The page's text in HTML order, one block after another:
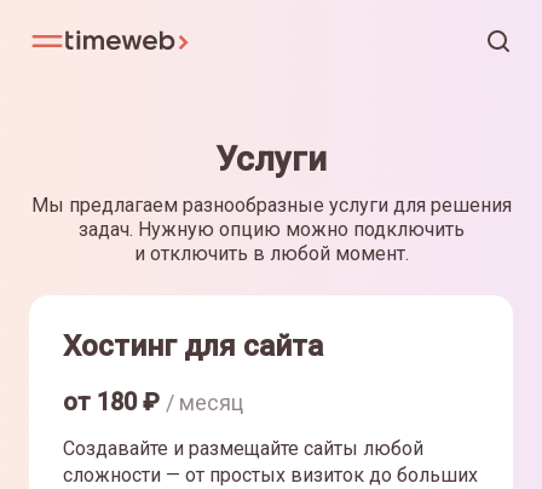
Услуги
Мы предлагаем разнообразные услуги для решения
задач. Нужную опцию можно подключить
и отключить в любой момент.
Хостинг для сайта
от 180₽ / месяц
Создавайте и размещайте сайты любой
сложности — от простых визиток до больших